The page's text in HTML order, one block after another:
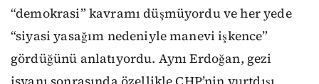
“demokrasi” kavramı düşmüyordu ve her yede
“siyasi yasağım nedeniyle manevi işkence”
gördüğünü anlatıyordu. Aynı Erdoğan, gezi